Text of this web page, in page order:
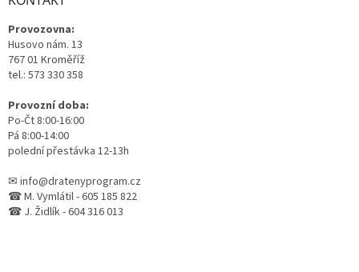
Provozovna:
Husovo nám. 13
767 01 Kroměříž
tel.: 573 330 358
Provozní doba:
Po-Čt 8:00-16:00
Pá 8:00-14:00
polední přestávka 12-13h
✉ info@dratenyprogram.cz
☎ M. Vymlátil - 605 185 822
☎ J. Židlík - 604 316 013